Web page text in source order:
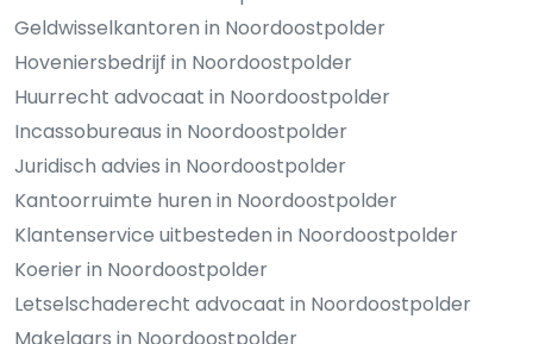
Geldwisselkantoren in Noordoostpolder
Hoveniersbedrijf in Noordoostpolder
Huurrecht advocaat in Noordoostpolder
Incassobureaus in Noordoostpolder
Juridisch advies in Noordoostpolder
Kantoorruimte huren in Noordoostpolder
Klantenservice uitbesteden in Noordoostpolder
Koerier in Noordoostpolder
Letselschaderecht advocaat in Noordoostpolder
Makelaars in Noordoostpolder